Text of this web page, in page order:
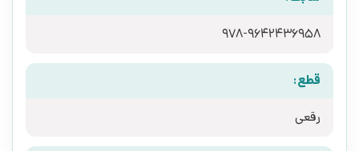
978-9642436958
قطع:
رقعی